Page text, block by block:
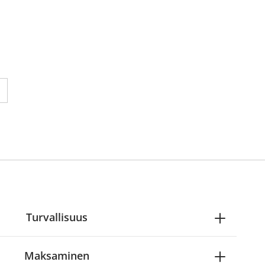
page 1
seuraavalle sivulle
Turvallisuus
Maksaminen